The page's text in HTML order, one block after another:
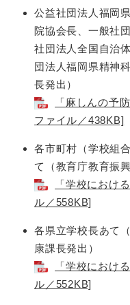
公益社団法人福岡
院協会長、一般社
社団法人全国自治
団法人福岡県精神
長発出）
「麻しんの予
ファイル／438KB]
各市町村（学校組
て（教育庁教育振
「学校におけ
ル／558KB]
各県立学校長あて
康課長発出）
「学校におけ
ル／552KB]